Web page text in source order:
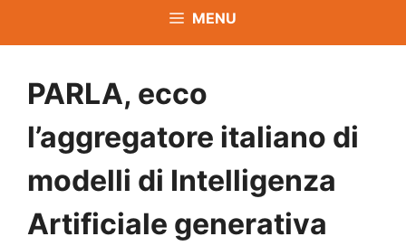
MENU
PARLA, ecco
l’aggregatore italiano di
modelli di Intelligenza
Artificiale generativa